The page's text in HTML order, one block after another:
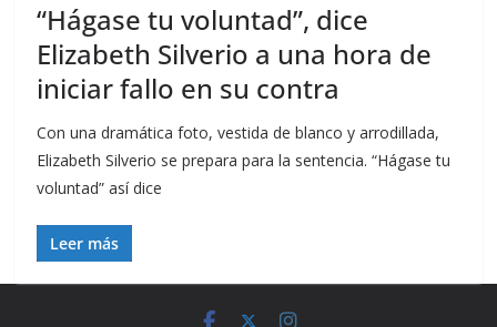
“Hágase tu voluntad”, dice
Elizabeth Silverio a una hora de
iniciar fallo en su contra
Con una dramática foto, vestida de blanco y arrodillada,
Elizabeth Silverio se prepara para la sentencia. “Hágase tu
voluntad” así dice
Leer más